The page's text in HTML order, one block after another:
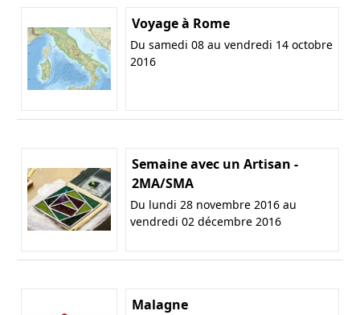
Voyage à Rome
Du samedi 08 au vendredi 14 octobre
2016
Semaine avec un Artisan -
2MA/SMA
Du lundi 28 novembre 2016 au
vendredi 02 décembre 2016
Malagne